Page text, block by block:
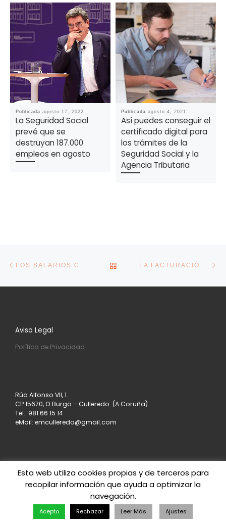
Publicada agosto 17, 2022
La Seguridad Social
prevé que se
destruyan 187.000
empleos en agosto
Publicada agosto 4, 2021
Así puedes conseguir el
certificado digital para
los trámites de la
Seguridad Social y la
Agencia Tributaria
VOLVER A LA LISTA DE
Aviso Legal
Política de Privacidad
Rúa Alfonso VII, 1.
CP 15670, O Burgo – Culleredo (A Coruña)
Tel.: 981 66 15 14
eMail: emculleredo@gmail.com
© 2026Asociación de Empresarios de Culleredo
Todos los derechos reservados
Creado con – Diseñado con el Tema Customizr
Esta web utiliza cookies propias y de terceros para
recopilar información que ayuda a optimizar la
navegación.
Acepto Rechazar Leer Más Ajustes